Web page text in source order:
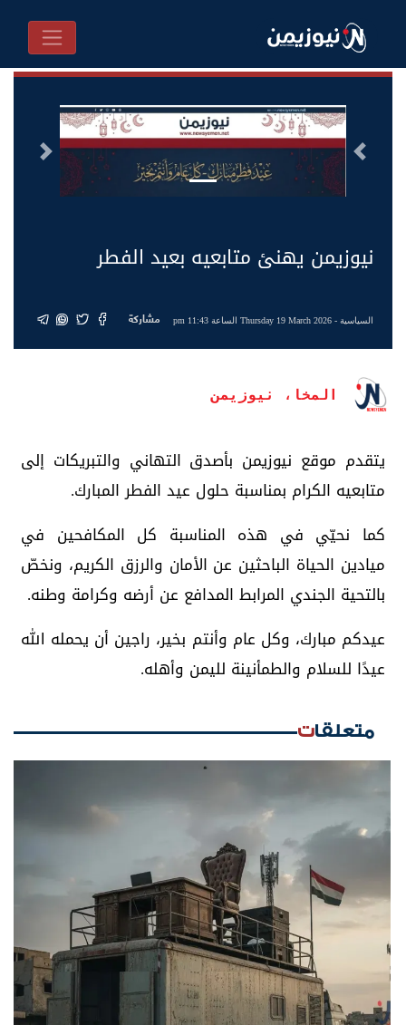
السابق التالى
نيوزيمن يهنئ متابعيه بعيد الفطر
السياسية- Thursday 19 March 2026 الساعة 11:43 pm مشاركة
المخا، نيوزيمن
يتقدم موقع نيوزيمن بأصدق التهاني والتبريكات إلى
متابعيه الكرام بمناسبة حلول عيد الفطر المبارك.
كما نحيّي في هذه المناسبة كل المكافحين في
ميادين الحياة الباحثين عن الأمان والرزق الكريم، ونخصّ
بالتحية الجندي المرابط المدافع عن أرضه وكرامة وطنه.
عيدكم مبارك، وكل عام وأنتم بخير، راجين أن يحمله الله
عيدًا للسلام والطمأنينة لليمن وأهله.
متعلقات